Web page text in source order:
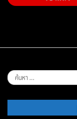
ค้นหา
สำหรับ: